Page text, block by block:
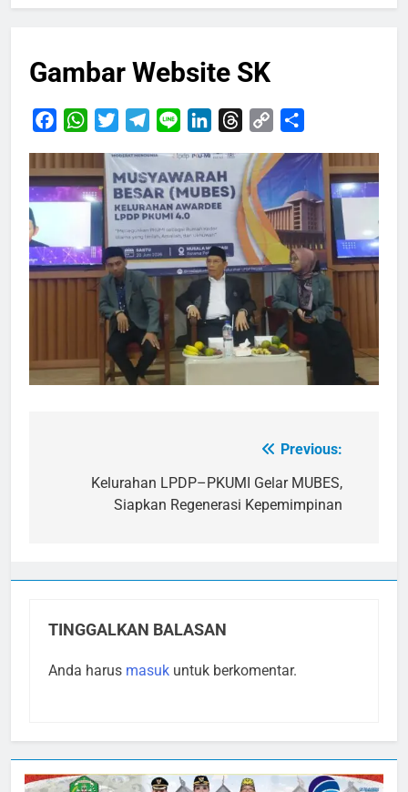
Gambar Website SK
FacebookWhatsApp
TwitterTelegram
Line LinkedInThreads
Copy
Previous:
Kelurahan LPDP–PKUMI Gelar MUBES,
Siapkan Regenerasi Kepemimpinan
TINGGALKAN BALASAN
Anda harus masuk untuk berkomentar.